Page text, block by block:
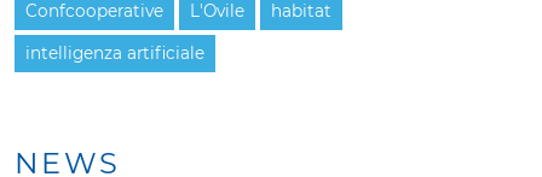
NEWS
Confcooperative L'Ovile habitat
intelligenza artificiale